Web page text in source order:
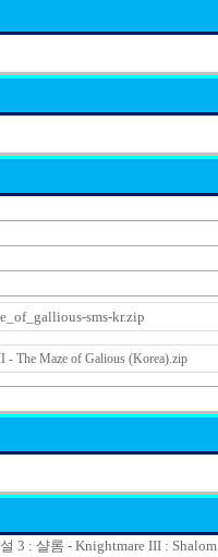
sms-kr.zip
- The Maze of Galious (Korea).zip
3 : 샬롬 - Knightmare III : Shalom